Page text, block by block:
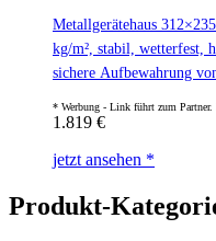
Metallgerätehaus
kg/m², stabil, wetterfest,
sichere Aufbewahrung
1.819 €
jetzt ansehen *
Produkt-